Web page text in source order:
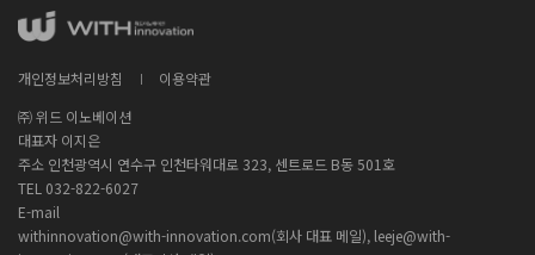
개인정보처리방침
이용약관
㈜ 위드 이노베이션
대표자 이지은
주소 인천광역시 연수구 인천타워대로 323, 센트로드 B동 501호
TEL 032-822-6027
E-mail
withinnovation@with-innovation.com(회사 대표 메일), leeje@with-